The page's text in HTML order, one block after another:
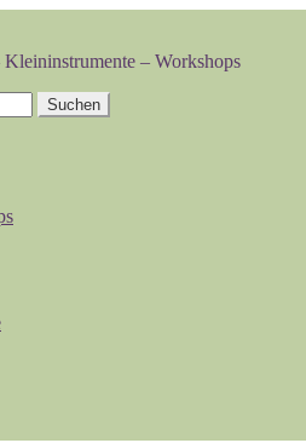
– Workshops
Suchen